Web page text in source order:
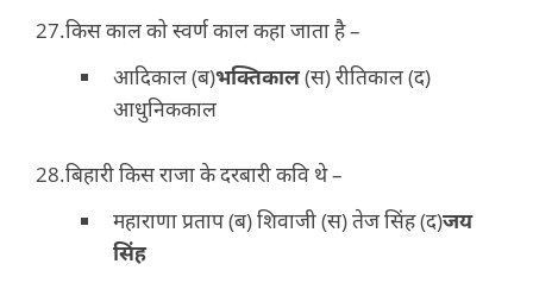
किस काल को स्वर्ण काल कहा जाता है –
आदिकाल (ब)भक्तिकाल(स) रीतिकाल (द)
आधुनिककाल
बिहारी किस राजा के दरबारी कवि थे –
महाराणा प्रताप (ब) शिवाजी (स) तेज सिंह (द)जय
सिंह